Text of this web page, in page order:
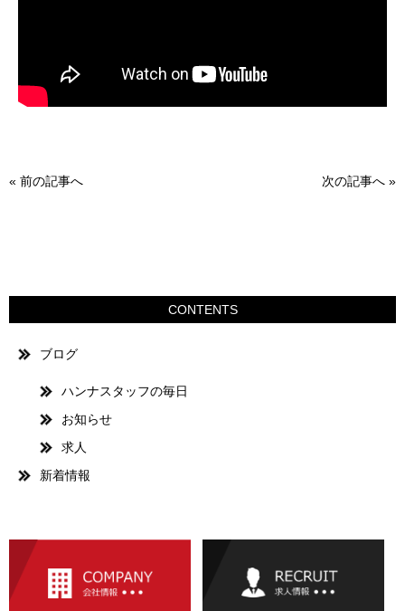
« 前の記事へ 次の記事へ »
CONTENTS
ブログ
ハンナスタッフの毎日
お知らせ
求人
新着情報